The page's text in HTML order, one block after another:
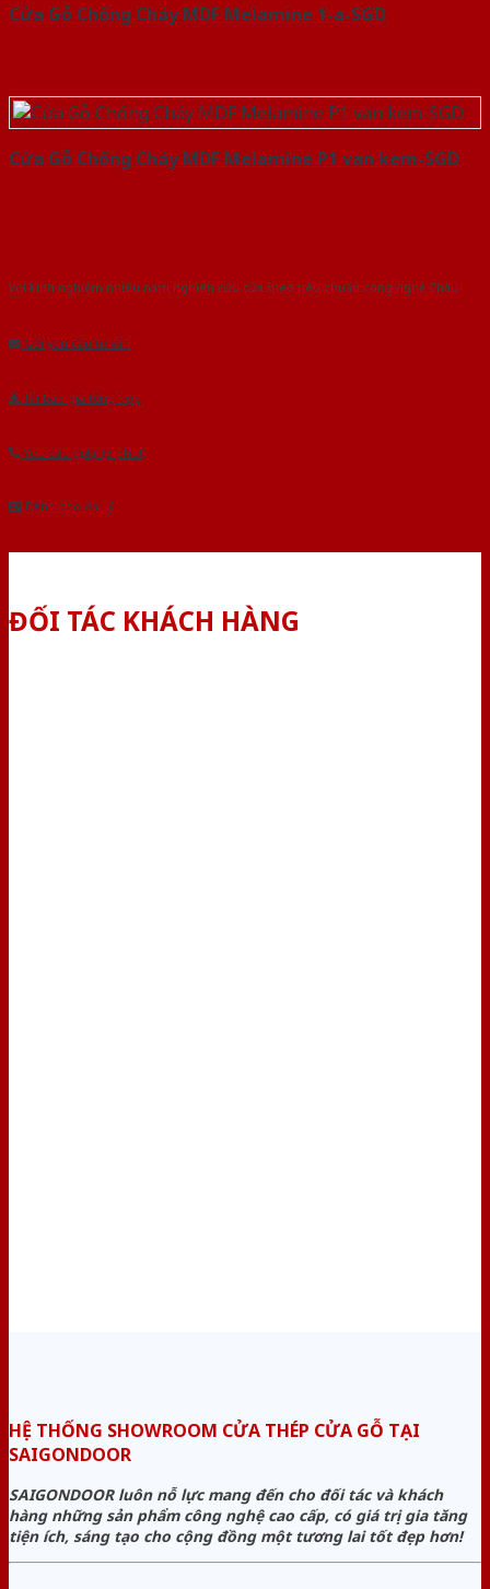
Cửa Gỗ Chống Cháy MDF Melamine 1-a-SGD
Cửa Gỗ Chống Cháy MDF Melamine P1 van kem-SGD
Với kinh nghiệm nhiêu năm nghiên cứu cửa theo tiêu chuẩn công nghệ Châu
Gửi yêu cầu tư vấn
Tải báo giá tổng hợp
Yêu cầu gọi lại (3 phút)
Dành cho đại lý
ĐỐI TÁC KHÁCH HÀNG
HỆ THỐNG SHOWROOM CỬA THÉP CỬA GỖ TẠI
SAIGONDOOR
SAIGONDOOR luôn nỗ lực mang đến cho đối tác và khách
hàng những sản phẩm công nghệ cao cấp, có giá trị gia tăng
tiện ích, sáng tạo cho cộng đồng một tương lai tốt đẹp hơn!